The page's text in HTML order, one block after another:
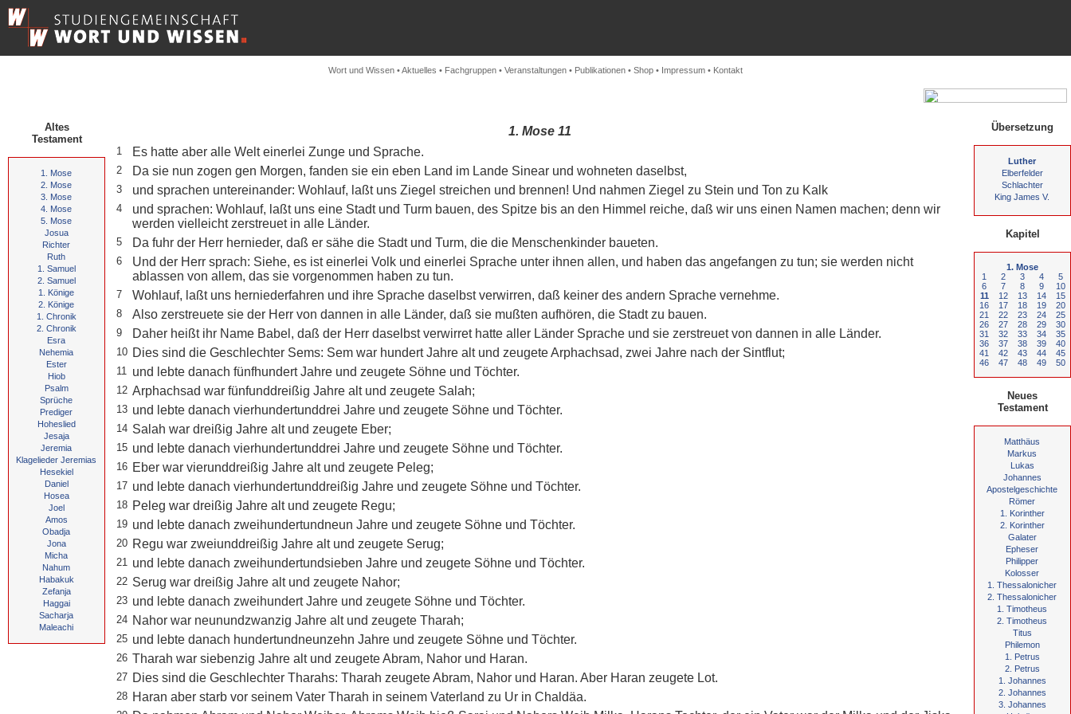
Wort und Wissen •Aktuelles • Fachgruppen • Veranstaltungen • Publikationen • Shop • Impressum • Kontakt
Altes
Testament
1. Mose
2. Mose
3. Mose
4. Mose
5. Mose
Josua
Richter
Ruth
1. Samuel
2. Samuel
1. Könige
2. Könige
1. Chronik
2. Chronik
Esra
Nehemia
Ester
Hiob
Psalm
Sprüche
Prediger
Hoheslied
Jesaja
Jeremia
Klagelieder Jeremias
Hesekiel
Daniel
Hosea
Joel
Amos
Obadja
Jona
Micha
Nahum
Habakuk
Zefanja
Haggai
Sacharja
Maleachi
1. Mose 11
1 Es hatte aber alle Welt einerlei Zunge und Sprache.
2 Da sie nun zogen gen Morgen, fanden sie ein eben Land im Lande Sinear und wohneten daselbst,
3 und sprachen untereinander: Wohlauf, laßt uns Ziegel streichen und brennen! Und nahmen Ziegel zu Stein und Ton zu Kalk
4
und sprachen: Wohlauf, laßt uns eine Stadt und Turm bauen, des Spitze bis an den Himmel reiche, daß wir uns einen Namen machen; denn wir
werden vielleicht zerstreuet in alle Länder.
5 Da fuhr der Herr hernieder, daß er sähe die Stadt und Turm, die die Menschenkinder baueten.
6
Und der Herr sprach: Siehe, es ist einerlei Volk und einerlei Sprache unter ihnen allen, und haben das angefangen zu tun; sie werden nicht
ablassen von allem, das sie vorgenommen haben zu tun.
7 Wohlauf, laßt uns herniederfahren und ihre Sprache daselbst verwirren, daß keiner des andern Sprache vernehme.
8 Also zerstreuete sie der Herr von dannen in alle Länder, daß sie mußten aufhören, die Stadt zu bauen.
9 Daher heißt ihr Name Babel, daß der Herr daselbst verwirret hatte aller Länder Sprache und sie zerstreuet von dannen in alle Länder.
10 Dies sind die Geschlechter Sems: Sem war hundert Jahre alt und zeugete Arphachsad, zwei Jahre nach der Sintflut;
11 und lebte danach fünfhundert Jahre und zeugete Söhne und Töchter.
12 Arphachsad war fünfunddreißig Jahre alt und zeugete Salah;
13 und lebte danach vierhundertunddrei Jahre und zeugete Söhne und Töchter.
14 Salah war dreißig Jahre alt und zeugete Eber;
15 und lebte danach vierhundertunddrei Jahre und zeugete Söhne und Töchter.
16 Eber war vierunddreißig Jahre alt und zeugete Peleg;
17 und lebte danach vierhundertunddreißig Jahre und zeugete Söhne und Töchter.
18 Peleg war dreißig Jahre alt und zeugete Regu;
19 und lebte danach zweihundertundneun Jahre und zeugete Söhne und Töchter.
20 Regu war zweiunddreißig Jahre alt und zeugete Serug;
21 und lebte danach zweihundertundsieben Jahre und zeugete Söhne und Töchter.
22 Serug war dreißig Jahre alt und zeugete Nahor;
23 und lebte danach zweihundert Jahre und zeugete Söhne und Töchter.
24 Nahor war neunundzwanzig Jahre alt und zeugete Tharah;
25 und lebte danach hundertundneunzehn Jahre und zeugete Söhne und Töchter.
26 Tharah war siebenzig Jahre alt und zeugete Abram, Nahor und Haran.
27 Dies sind die Geschlechter Tharahs: Tharah zeugete Abram, Nahor und Haran. Aber Haran zeugete Lot.
28 Haran aber starb vor seinem Vater Tharah in seinem Vaterland zu Ur in Chaldäa.
Übersetzung
Luther
Elberfelder
Schlachter
King James V.
Kapitel
1. Mose
1
2 3 4
5
6
7 8 9
10
11
12 13 14
15
16
17 18 19
20
21
22 23 24
25
26
27 28 29
30
31
32 33 34
35
36
37 38 39
40
41
42 43 44
45
46
47 48 49 50
Neues
Testament
Matthäus
Markus
Lukas
Johannes
Apostelgeschichte
Römer
1. Korinther
2. Korinther
Galater
Epheser
Philipper
Kolosser
1. Thessalonicher
2. Thessalonicher
1. Timotheus
2. Timotheus
Titus
Philemon
1. Petrus
2. Petrus
1. Johannes
2. Johannes
3. Johannes